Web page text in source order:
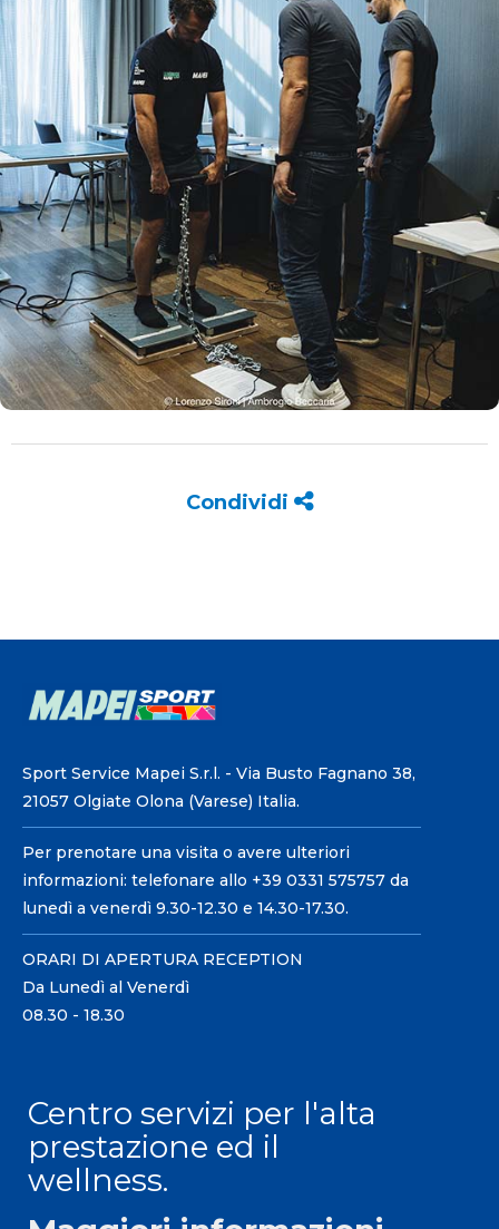
Condividi
Sport Service Mapei S.r.l. - Via Busto Fagnano 38,
21057 Olgiate Olona (Varese) Italia.
Per prenotare una visita o avere ulteriori
informazioni: telefonare allo +39 0331 575757 da
lunedì a venerdì 9.30-12.30 e 14.30-17.30.
ORARI DI APERTURA RECEPTION
Da Lunedì al Venerdì
08.30 - 18.30
Centro servizi per l'alta
prestazione ed il
wellness.